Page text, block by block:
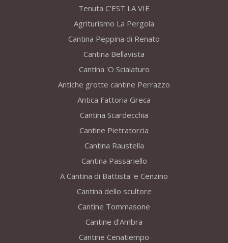
Tenuta C’EST LA VIE
Agriturismo La Pergola
Cantina Peppina di Renato
Cantina Bellavista
Cantina 'O Scialaturo
Antiche grotte cantine Perrazzo
Antica Fattoria Greca
Cantina Scardecchia
Cantine Pietratorcia
Cantina Raustella
Cantina Passariello
A Cantina di Battista 'e Cenzino
Cantina dello scultore
Cantine Tommasone
Cantine d’Ambra
Cantine Cenatiempo